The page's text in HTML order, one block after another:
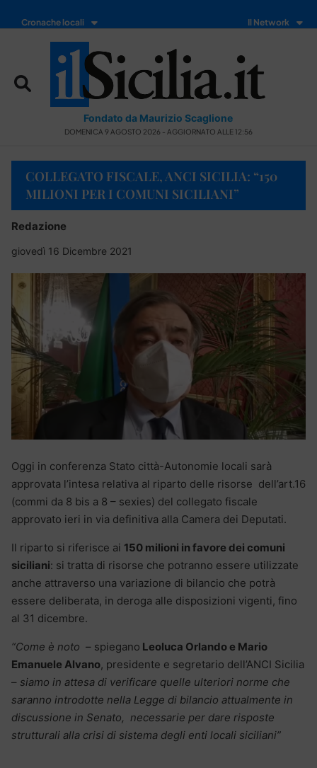
Cronache locali Il Network
Fondato da Maurizio Scaglione
DOMENICA 9 AGOSTO 2026 - AGGIORNATO ALLE 12:56
COLLEGATO FISCALE, ANCI SICILIA: “150
MILIONI PER I COMUNI SICILIANI”
Redazione
giovedì 16 Dicembre 2021
Oggi in conferenza Stato città-Autonomie locali sarà
approvata l’intesa relativa al riparto delle risorse dell’art.16
(commi da 8 bis a 8 – sexies) del collegato fiscale
approvato ieri in via definitiva alla Camera dei Deputati.
Il riparto si riferisce ai 150 milioni in favore dei comuni
siciliani: si tratta di risorse che potranno essere utilizzate
anche attraverso una variazione di bilancio che potrà
essere deliberata, in deroga alle disposizioni vigenti, fino
al 31 dicembre.
“Come è noto – spiegano Leoluca Orlando e Mario
Emanuele Alvano, presidente e segretario dell’ANCI Sicilia
– siamo in attesa di verificare quelle ulteriori norme che
saranno introdotte nella Legge di bilancio attualmente in
discussione in Senato, necessarie per dare risposte
strutturali alla crisi di sistema degli enti locali siciliani”